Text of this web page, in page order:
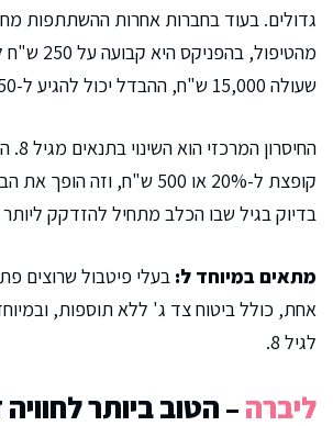
גדולים. בעוד בחברות אחרות ההשתתפות
מהטיפול,
שעולה 15,000 ש"ח, ההבדל יכול להגיע ל-1,250 ש"ח לטובתכם.
קופצת ל-20% או 500 ש"ח, וזה
בדיוק בגיל שבו הכלב מתחיל להזדקק ליותר
מתאים במיוחד ל: בעלי פיטבול שרוצים
אחת, כולל ביטוח צד ג' ללא תוספות,
לגיל 8.
ליברה– הטוב ביותר